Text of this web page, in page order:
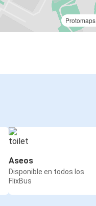
Protomaps
Aseos
Disponible en todos los
FlixBus